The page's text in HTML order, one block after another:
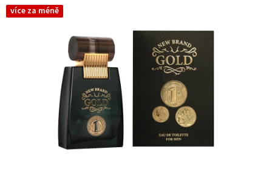
z 5
hvězdiček.
více za méně